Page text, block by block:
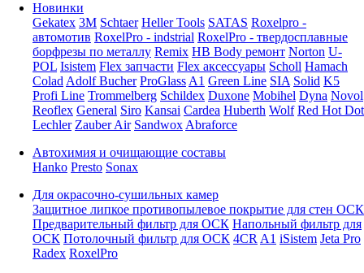
Новинки
Gekatex 3M Schtaer Heller Tools SATAS Roxelpro -
автомотив RoxelPro - indstrial RoxelPro - твердосплавные
борфрезы по металлу Remix HB Body ремонт Norton U-
POL Isistem Flex запчасти Flex аксессуары Scholl Hamach
Colad Adolf Bucher ProGlass A1 Green Line SIA Solid K5
Profi Line Trommelberg Schildex Duxone Mobihel Dyna Novol
Reoflex General Siro Kansai Cardea Huberth Wolf Red Hot Dot
Lechler Zauber Air Sandwox Abraforce
Автохимия и очищающие составы
Hanko Presto Sonax
Для окрасочно-сушильных камер
Защитное липкое противопылевое покрытие для стен ОСК
Предварительный фильтр для ОСК Напольный фильтр для
ОСК Потолочный фильтр для ОСК 4CR A1 iSistem Jeta Pro
Radex RoxelPro